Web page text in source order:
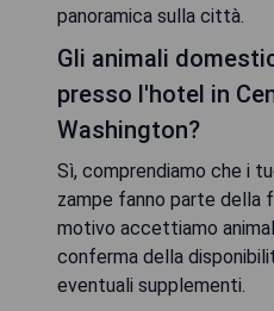
panoramica sulla città.
Gli animali
presso l'hotel in
Washington?
Sì, comprendiamo che i
zampe fanno parte della
motivo accettiamo
conferma della
eventuali supplementi.